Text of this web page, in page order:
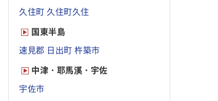
久住町 久住町久住
国東半島
速見郡 日出町 杵築市
中津・耶馬溪・宇佐
宇佐市